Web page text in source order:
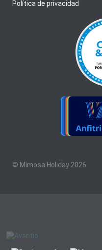
Política de privacidad
© Mimosa Holiday 2026